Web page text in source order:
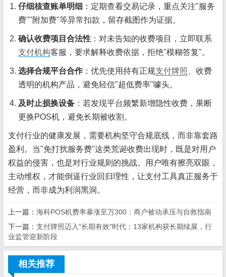
仔细核查账单明细 ：定期查看交易记录，重点关注"服务
费""附加费"等异常扣款，留存截图作为证据。
确认收费项目合法性 ：对未告知的收费项目，立即联系
支付机构客服，要求解释收费依据，拒绝"模糊答复"。
选择合规平台合作 ：优先使用持有正规支付牌照
、收费
透明的机构产品，避免轻信"超低费率"噱头。
及时止损换设备 ：若发现平台频繁新增隐性收费，果断
更换POS机，避免长期被收割。
支付行业的健康发展，需要机构坚守合规底线，而非靠套路
盈利。当"免打扰服务费"这类荒诞收费出现时，既是对用户
权益的侵害，也是对行业规则的挑战。用户唯有擦亮双眼，
主动维权，才能倒逼行业回归理性，让支付工具真正服务于
经营，而非成为利润黑洞。
上一篇： 海科POS机费率暴涨至万300：商户被动承压与自救指南
下一篇： 支付牌照迈入"长期有效"时代：13家机构获长期续展，行
业监管迎新阶段
相关推荐